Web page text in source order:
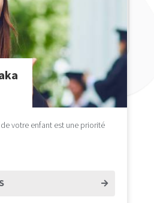
votre enfant est une priorité